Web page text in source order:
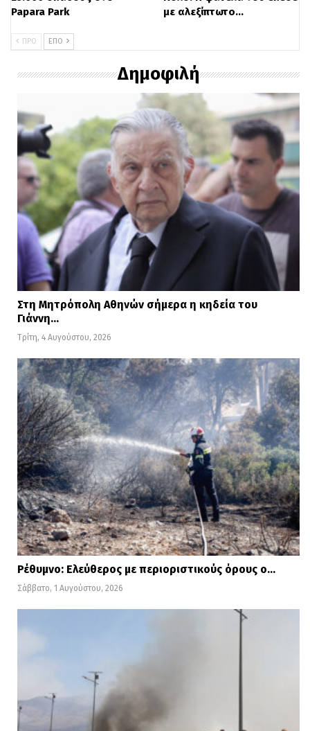
διατηρήσουν τη θέση τους.
Papara Park
με αλεξίπτωτο…
ΠΡΟ ΕΠΌ
Δημοφιλή
Στη Μητρόπολη Αθηνών σήμερα η κηδεία του
Γιάννη…
Τρίτη, 4 Αυγούστου, 2026
Ρέθυμνο: Ελεύθερος με περιοριστικούς όρους ο…
Σάββατο, 1 Αυγούστου, 2026